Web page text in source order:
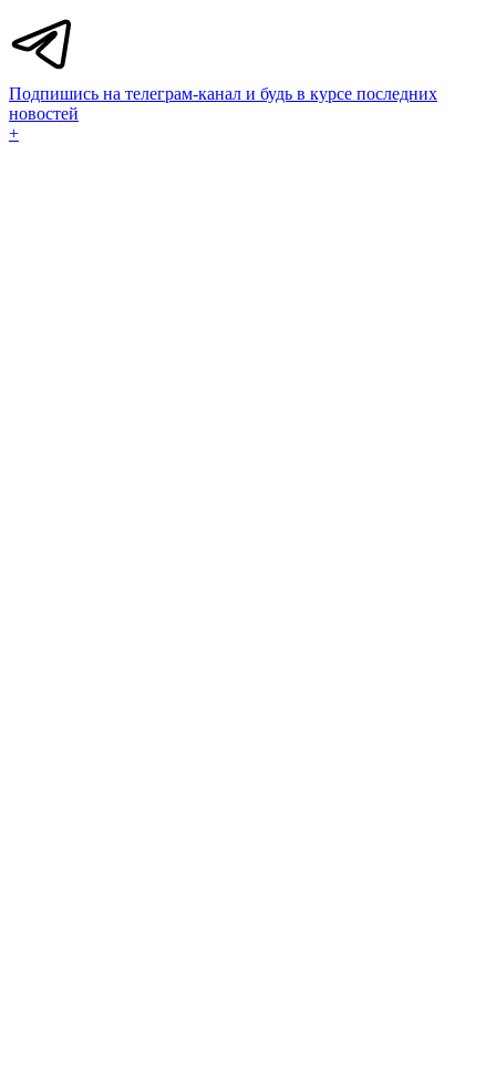
Подпишись на телеграм-канал и будь в курсе последних
новостей
+